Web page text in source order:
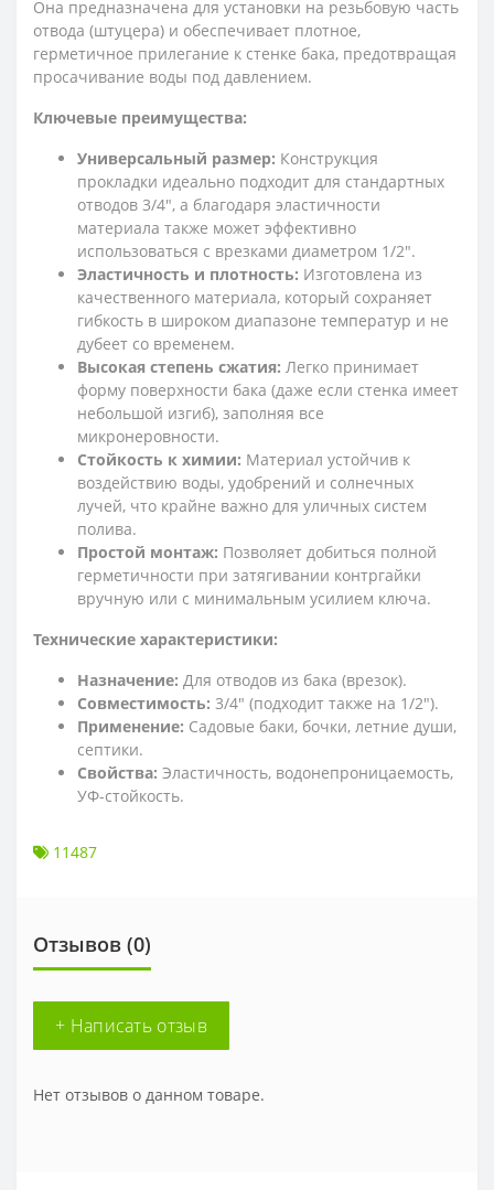
Она предназначена для установки на резьбовую часть
отвода (штуцера) и обеспечивает плотное,
герметичное прилегание к стенке бака, предотвращая
просачивание воды под давлением.
Ключевые преимущества:
Универсальный размер: Конструкция
прокладки идеально подходит для стандартных
отводов 3/4", а благодаря эластичности
материала также может эффективно
использоваться с врезками диаметром 1/2".
Эластичность и плотность: Изготовлена из
качественного материала, который сохраняет
гибкость в широком диапазоне температур и не
дубеет со временем.
Высокая степень сжатия: Легко принимает
форму поверхности бака (даже если стенка имеет
небольшой изгиб), заполняя все
микронеровности.
Стойкость к химии: Материал устойчив к
воздействию воды, удобрений и солнечных
лучей, что крайне важно для уличных систем
полива.
Простой монтаж: Позволяет добиться полной
герметичности при затягивании контргайки
вручную или с минимальным усилием ключа.
Технические характеристики:
Назначение: Для отводов из бака (врезок).
Совместимость: 3/4" (подходит также на 1/2").
Применение: Садовые баки, бочки, летние души,
септики.
Свойства: Эластичность, водонепроницаемость,
УФ-стойкость.
11487
Отзывов (0)
+ Написать отзыв
Нет отзывов о данном товаре.